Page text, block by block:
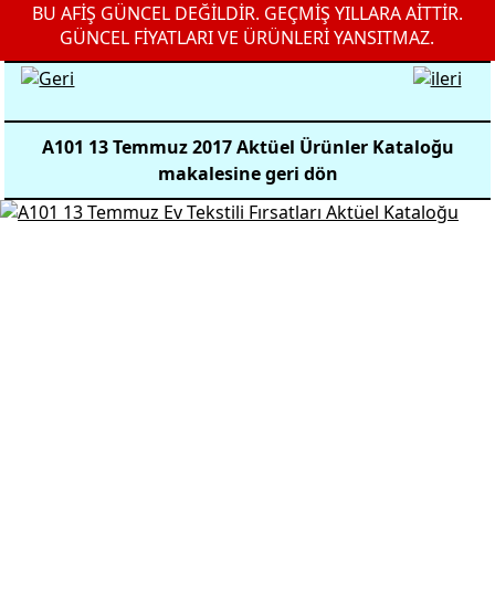
BU AFİŞ GÜNCEL DEĞİLDİR. GEÇMİŞ YILLARA AİTTİR.
GÜNCEL FİYATLARI VE ÜRÜNLERİ YANSITMAZ.
A101 13 Temmuz 2017 Aktüel Ürünler Kataloğu
makalesine geri dön